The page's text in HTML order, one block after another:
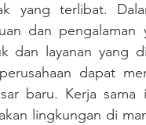
yang terlibat.
dan pengalaman
dan layanan yang
dapat
baru. Kerja
lingkungan di